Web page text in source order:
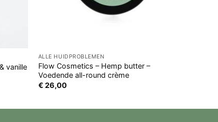
vanille
ALLE HUIDPROBLEMEN
Flow Cosmetics – Hemp butter –
Voedende all-round crème
€ 26,00